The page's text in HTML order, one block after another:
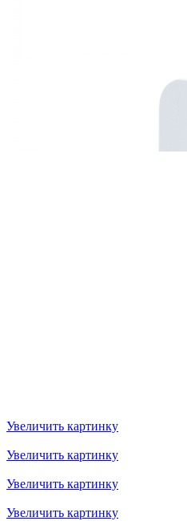
Увеличить картинку
Увеличить картинку
Увеличить картинку
Увеличить картинку